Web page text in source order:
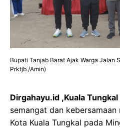
Bupati Tanjab Barat Ajak Warga Jalan
Prktjb /Amin)
Dirgahayu.id ,Kuala
semangat dan
Kota Kuala Tungkal pada